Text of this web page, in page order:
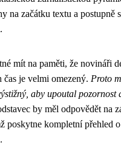
na začátku textu a postupně
mít na paměti, že novináři
je velmi omezený. Proto
aby upoutal pozornost
by měl odpovědět na
poskytne kompletní přehled